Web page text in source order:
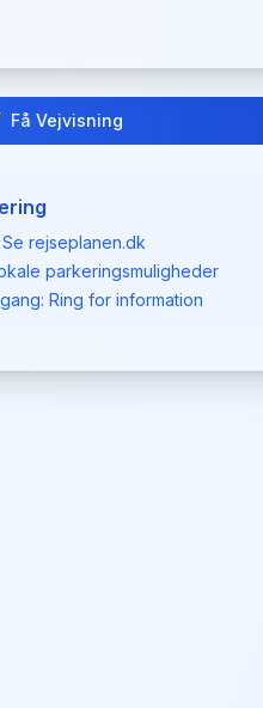
Få Vejvisning
rejseplanen.dk
parkeringsmuligheder
Ring for information